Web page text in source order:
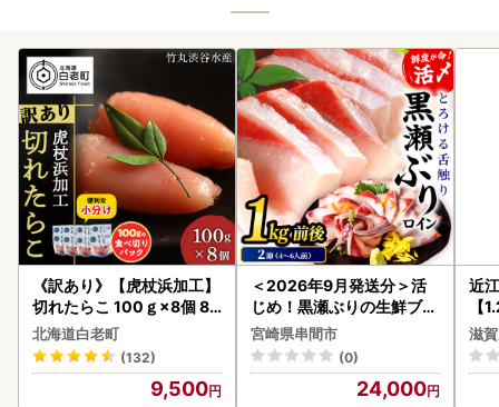
《訳あり》【虎杖浜加工】
切れたらこ 100ｇ×8個 80
0g AK081
北海道白老町
(132)
9,500
＜2026年9月発送分＞活
じめ！黒瀬ぶりの生鮮ブリ
ロイン2節（1.0kg前後）_
K001-012-2609
宮崎県串間市
(0)
24,000
近
【
】
滋